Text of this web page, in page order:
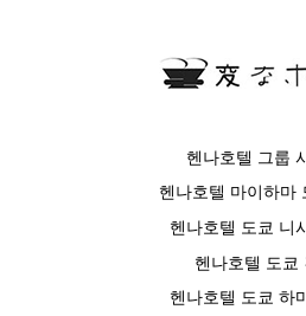
헨나호텔 그룹
헨나호텔 마이하마
헨나호텔 도쿄 니
헨나호텔 도쿄
헨나호텔 도쿄 하